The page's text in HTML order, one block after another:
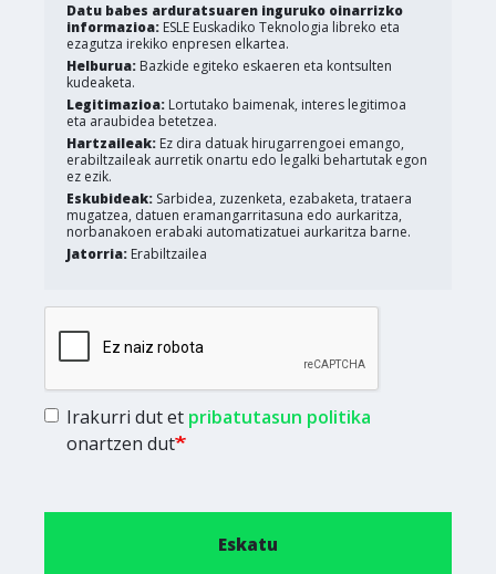
Datu babes arduratsuaren inguruko oinarrizko
informazioa: ESLE Euskadiko Teknologia libreko eta
ezagutza irekiko enpresen elkartea.
Helburua: Bazkide egiteko eskaeren eta kontsulten
kudeaketa.
Legitimazioa: Lortutako baimenak, interes legitimoa
eta araubidea betetzea.
Hartzaileak: Ez dira datuak hirugarrengoei emango,
erabiltzaileak aurretik onartu edo legalki behartutak egon
ez ezik.
Eskubideak: Sarbidea, zuzenketa, ezabaketa, trataera
mugatzea, datuen eramangarritasuna edo aurkaritza,
norbanakoen erabaki automatizatuei aurkaritza barne.
Jatorria: Erabiltzailea
Irakurri dut et pribatutasun politika
onartzen dut
Eskatu